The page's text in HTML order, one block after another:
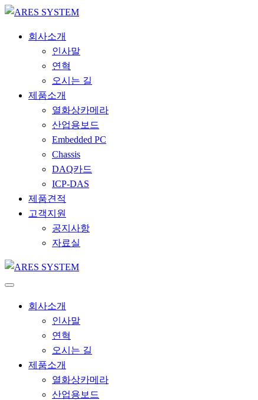
회사소개
인사말
연혁
오시는 길
제품소개
열화상카메라
산업용보드
Embedded PC
Chassis
DAQ카드
ICP-DAS
제품견적
고객지원
공지사항
자료실
회사소개
인사말
연혁
오시는 길
제품소개
열화상카메라
산업용보드